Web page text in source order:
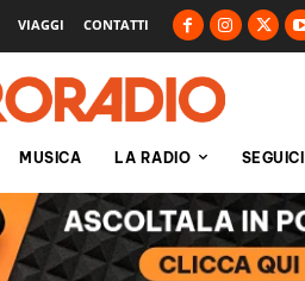
VIAGGI CONTATTI
MUSICA LA RADIO SEGUICI